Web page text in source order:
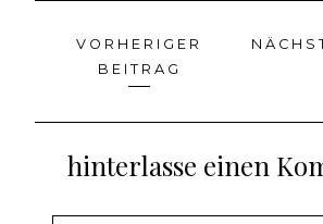
Beitragsnavigation
VORHERIGER
BEITRAG
hinterlasse einen